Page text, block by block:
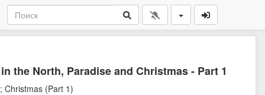
the North, Paradise and Christmas - Part 1
Christmas (Part 1)